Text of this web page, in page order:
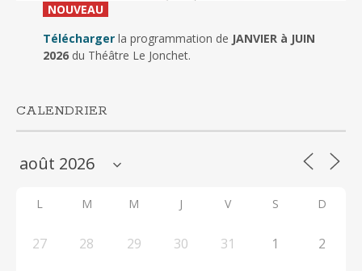
NOUVEAU_
Télécharger la programmation de JANVIER à JUIN
2026du Théâtre Le Jonchet.
CALENDRIER
L M M J V S D
27 28 29 30 31 1 2